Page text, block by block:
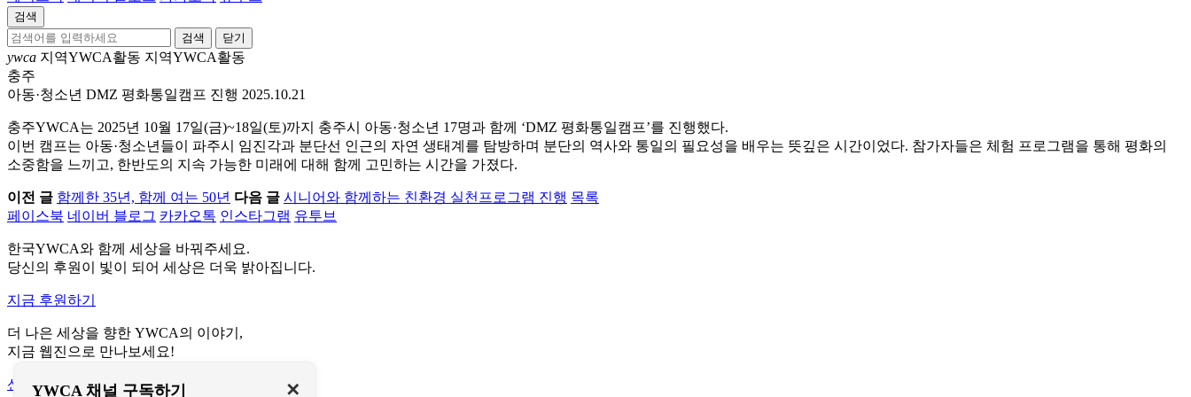
검색
닫기
ywca 지역YWCA활동 지역YWCA활동
충주
아동·청소년 DMZ 평화통일캠프 진행 2025.10.21
충주YWCA는 2025년 10월 17일(금)~18일(토)까지 충주시 아동·청소년 17명과 함께 ‘DMZ 평화통일캠프’를 진행했다.
이번 캠프는 아동·청소년들이 파주시 임진각과 분단선 인근의 자연 생태계를 탐방하며 분단의 역사와 통일의 필요성을 배우는 뜻깊은 시간이었다. 참가자들은 체험 프로그램을 통해 평화의
소중함을 느끼고, 한반도의 지속 가능한 미래에 대해 함께 고민하는 시간을 가졌다.
이전 글 함께한 35년, 함께 여는 50년 다음 글 시니어와 함께하는 친환경 실천프로그램 진행 목록
페이스북 네이버 블로그 카카오톡 인스타그램 유투브
한국YWCA와 함께 세상을 바꿔주세요.
당신의 후원이 빛이 되어 세상은 더욱 밝아집니다.
지금 후원하기
더 나은 세상을 향한 YWCA의 이야기,
지금 웹진으로 만나보세요!
신청하기 ✕
YWCA 채널 구독하기